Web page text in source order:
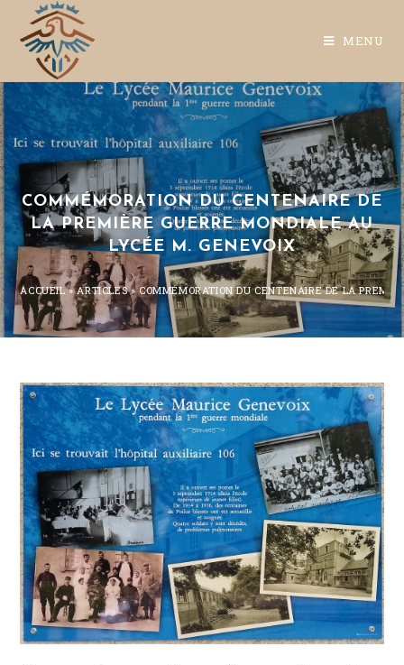
MENU
COMMÉMORATION DU CENTENAIRE DE
LA PREMIÈRE GUERRE MONDIALE AU
LYCÉE M. GENEVOIX
ACCUEIL»ARTICLES»COMMÉMORATION DU CENTENAIRE DE LA